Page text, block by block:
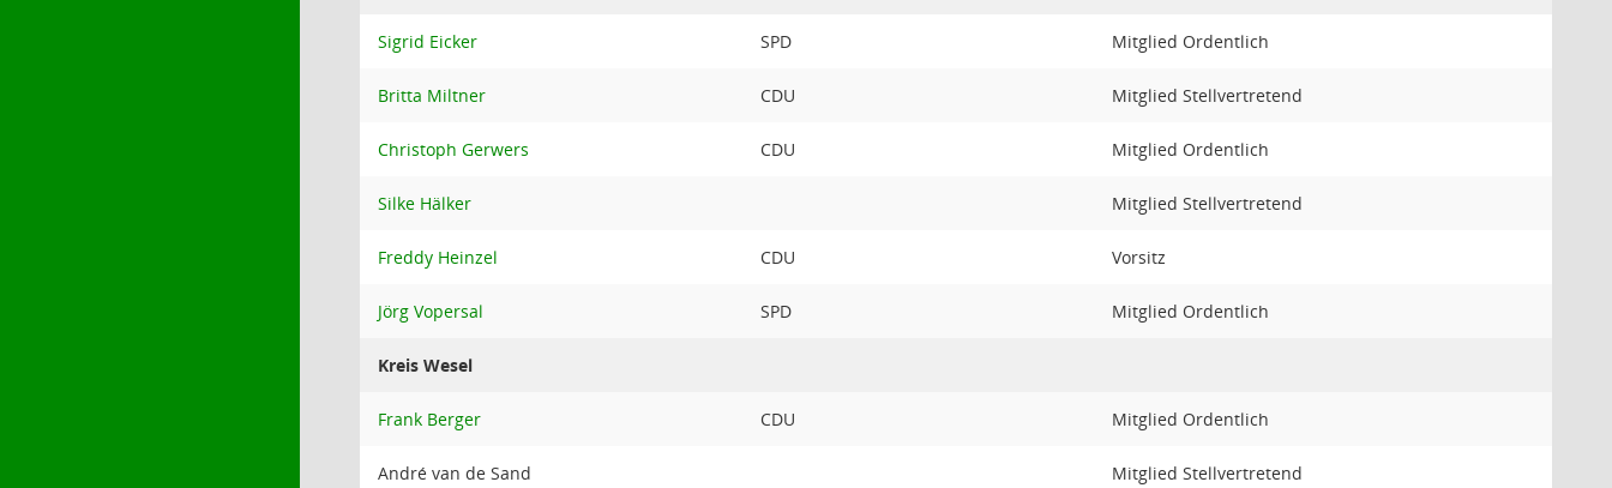
Sigrid Eicker SPD Mitglied Ordentlich
Britta Miltner CDU Mitglied Stellvertretend
Christoph Gerwers CDU Mitglied Ordentlich
Silke Hälker Mitglied Stellvertretend
Freddy Heinzel CDU Vorsitz
Jörg Vopersal SPD Mitglied Ordentlich
Kreis Wesel
Frank Berger CDU Mitglied Ordentlich
André van de Sand Mitglied Stellvertretend